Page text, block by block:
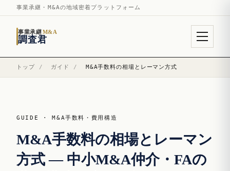
事業承継・M&Aの地域密着プラットフォーム
事業承継M&A
調査君
トップ / ガイド / M&A手数料の相場とレーマン方式
GUIDE · M&A手数料・費用構造
M&A手数料の相場とレーマン
方式 — 中小M&A仲介・FAの